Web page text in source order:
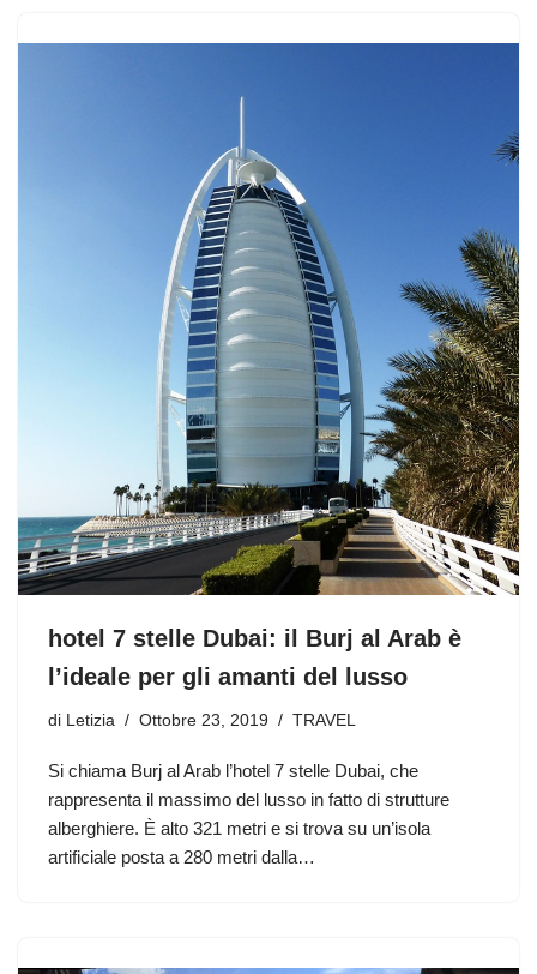
hotel 7 stelle Dubai: il Burj al Arab è
l’ideale per gli amanti del lusso
di Letizia Ottobre 23, 2019 TRAVEL
Si chiama Burj al Arab l’hotel 7 stelle Dubai, che
rappresenta il massimo del lusso in fatto di strutture
alberghiere. Ѐ alto 321 metri e si trova su un’isola
artificiale posta a 280 metri dalla…